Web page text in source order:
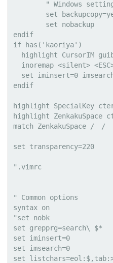
" Windows
set
        set nobackup
endif
if has('kaoriya')
highlight CursorIM
inoremap <silent>
set iminsert=0
endif
highlight SpecialKey
highlight ZenkakuSpace
match ZenkakuSpace /　/
set transparency=220
".vimrc
" Common options
syntax on
"set nobk
set grepprg=search\ $*
set iminsert=0
set imsearch=0
set